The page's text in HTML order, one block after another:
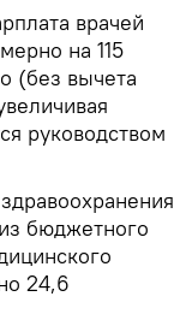
врачей
на 115
(без вычета
руководством
бюджетного
24,6